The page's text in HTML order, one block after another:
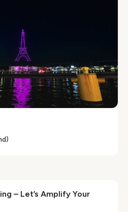
– Let’s Amplify Your